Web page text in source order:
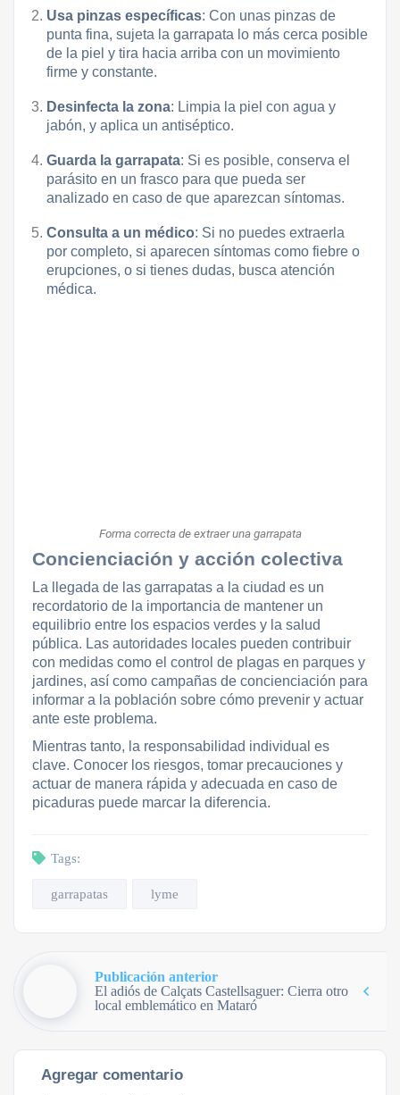
Usa pinzas específicas: Con unas pinzas de
punta fina, sujeta la garrapata lo más cerca posible
de la piel y tira hacia arriba con un movimiento
firme y constante.
Desinfecta la zona: Limpia la piel con agua y
jabón, y aplica un antiséptico.
Guarda la garrapata: Si es posible, conserva el
parásito en un frasco para que pueda ser
analizado en caso de que aparezcan síntomas.
Consulta a un médico: Si no puedes extraerla
por completo, si aparecen síntomas como fiebre o
erupciones, o si tienes dudas, busca atención
médica.
Forma correcta de extraer una garrapata
Concienciación y acción colectiva
La llegada de las garrapatas a la ciudad es un
recordatorio de la importancia de mantener un
equilibrio entre los espacios verdes y la salud
pública. Las autoridades locales pueden contribuir
con medidas como el control de plagas en parques y
jardines, así como campañas de concienciación para
informar a la población sobre cómo prevenir y actuar
ante este problema.
Mientras tanto, la responsabilidad individual es
clave. Conocer los riesgos, tomar precauciones y
actuar de manera rápida y adecuada en caso de
picaduras puede marcar la diferencia.
Tags:
garrapatas lyme
Publicación anterior
El adiós de Calçats Castellsaguer: Cierra otro
local emblemático en Mataró
Agregar comentario